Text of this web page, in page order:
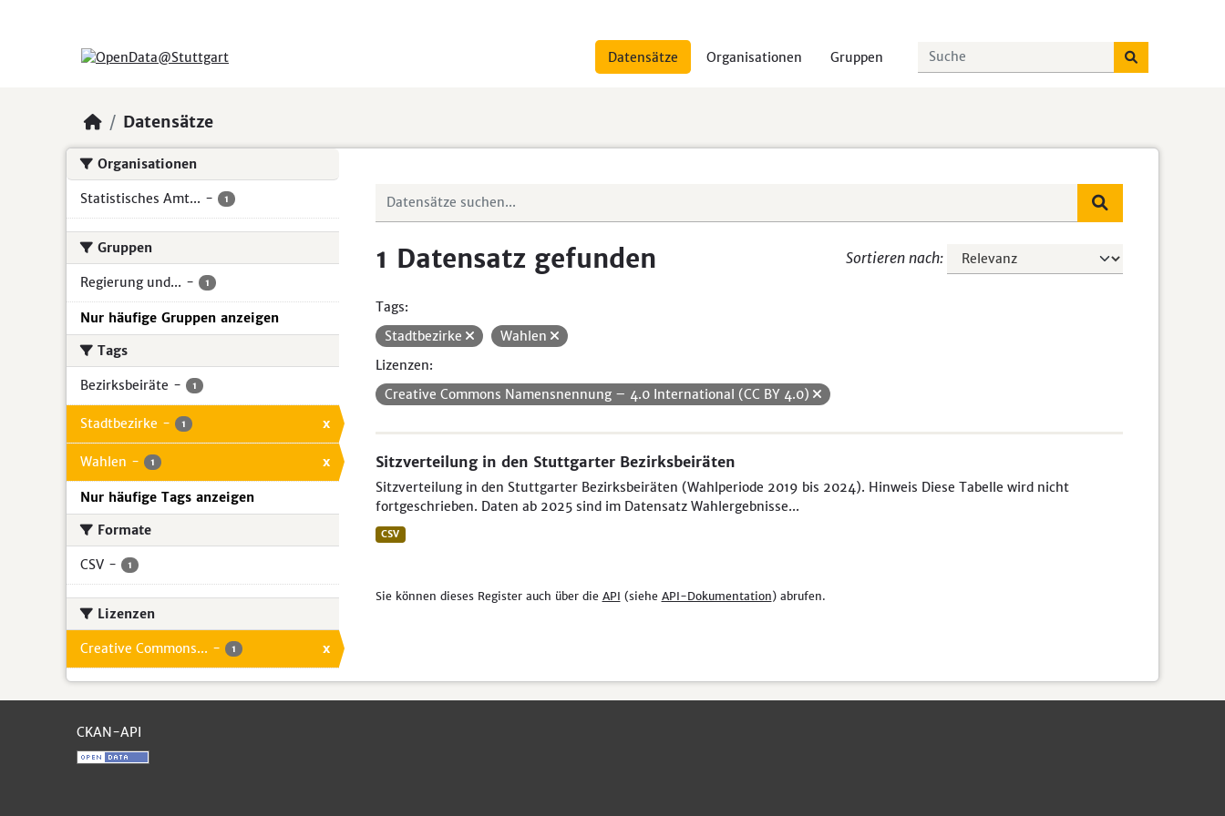
Datensätze Organisationen Gruppen
Datensätze
Organisationen
Statistisches Amt... - 1
Gruppen
Regierung und... - 1
Nur häufige Gruppen anzeigen
Tags
Bezirksbeiräte - 1
Stadtbezirke - 1 x
Wahlen - 1 x
Nur häufige Tags anzeigen
Formate
CSV - 1
Lizenzen
Creative Commons... - 1 x
Sortieren nach
1 Datensatz gefunden
Tags:
Stadtbezirke
Wahlen
Lizenzen:
Creative Commons Namensnennung – 4.0 International (CC BY 4.0)
Sitzverteilung in den Stuttgarter Bezirksbeiräten
Sitzverteilung in den Stuttgarter Bezirksbeiräten (Wahlperiode 2019 bis 2024). Hinweis Diese Tabelle wird nicht
fortgeschrieben. Daten ab 2025 sind im Datensatz Wahlergebnisse...
CSV
Sie können dieses Register auch über die API (siehe API-Dokumentation) abrufen.
CKAN-API